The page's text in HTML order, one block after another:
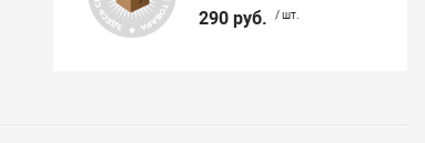
290 руб. / шт.